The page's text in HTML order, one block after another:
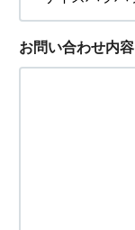
お問い合わせ内容